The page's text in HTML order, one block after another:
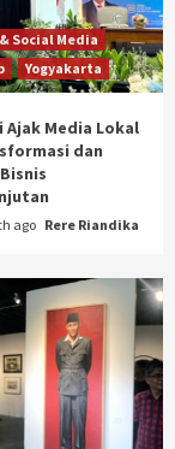
Social Media
Yogyakarta
Ajak Media Lokal
dan
ago Rere Riandika